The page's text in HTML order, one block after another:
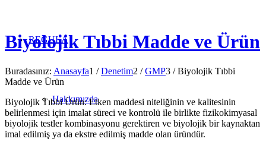
REGULA
Hakkımızda
Biyolojik Tıbbi Madde ve Ürün
Buradasınız: Anasayfa1 / Denetim2 / GMP3 / Biyolojik Tıbbi
Madde ve Ürün
Biyolojik Tıbbi Ürün: Etken maddesi niteliğinin ve kalitesinin
belirlenmesi için imalat süreci ve kontrolü ile birlikte fizikokimyasal
biyolojik testler kombinasyonu gerektiren ve biyolojik bir kaynaktan
imal edilmiş ya da ekstre edilmiş madde olan üründür.